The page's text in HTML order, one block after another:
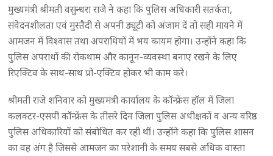
मुख्यमंत्री श्रीमती वसुन्धरा राजे ने कहा कि पुलिस अधिकारी सतर्कता,
संवेदनशीलता एवं मुस्तैदी से अपनी ड्यूटी को अंजाम दें तो सही मायने में
आमजन में विश्वास तथा अपराधियों में भय कायम होगा। उन्होंने कहा कि
पुलिस अपराधों की रोकथाम और कानून-व्यवस्था बनाए रखने के लिए
रिएक्टिव के साथ-साथ प्रो-एक्टिव होकर भी काम करे।
श्रीमती राजे शनिवार को मुख्यमंत्री कार्यालय के कॉन्फ्रेंस हॉल में जिला
कलक्टर-एसपी कॉन्फ्रेंस के तीसरे दिन जिला पुलिस अधीक्षकों व अन्य वरिष्ठ
पुलिस अधिकारियों को संबोधित कर रही थीं। उन्होंने कहा कि पुलिस शासन
का वह अंग है जिससे आमजन का परेशानी के समय सबसे अधिक वास्ता